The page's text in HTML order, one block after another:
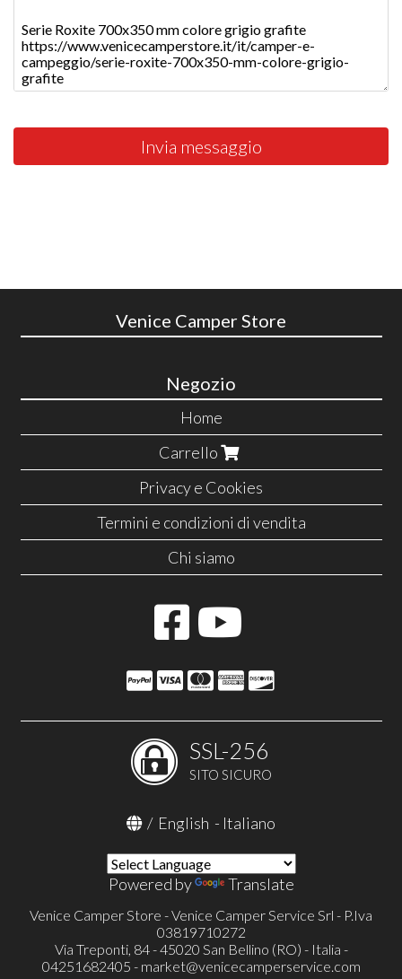
Invia messaggio
Venice Camper Store
Negozio
Home
Carrello
Privacy e Cookies
Termini e condizioni di vendita
Chi siamo
SSL-256
SITO SICURO
/ English - Italiano
Powered by Translate
Venice Camper Store - Venice Camper Service Srl - P.Iva
03819710272
Via Treponti, 84 - 45020 San Bellino (RO) - Italia -
04251682405 - market@venicecamperservice.com